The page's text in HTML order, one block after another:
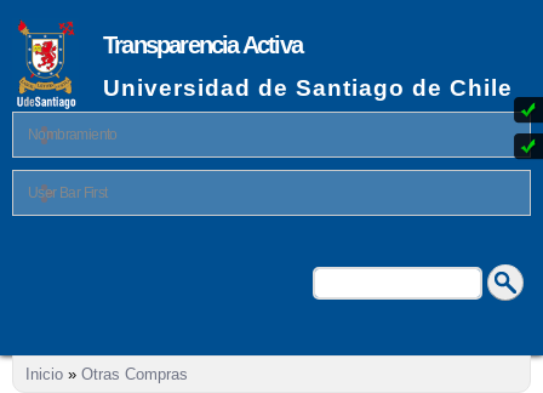
contenido
principal
Transparencia Activa
Universidad de Santiago de Chile
Nombramiento
User Bar First
Formulario de búsqueda
Buscar
Se encuentra usted aquí
Inicio » Otras Compras